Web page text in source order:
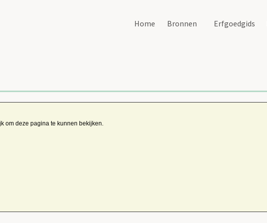
Home Bronnen Erfgoedgids
om deze pagina te kunnen bekijken.